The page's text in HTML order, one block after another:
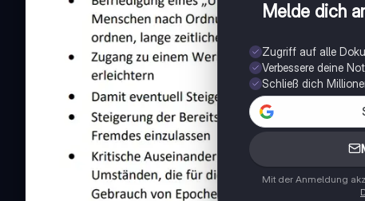
Melde dich
Zugriff auf alle
Verbessere deine
Schließ dich
Mit der Anmeldung